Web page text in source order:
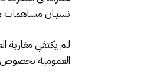
نسيـان مساهمات
العمومية بخصوص